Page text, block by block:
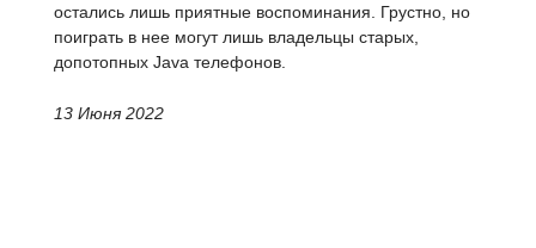
остались лишь приятные воспоминания. Грустно, но
поиграть в нее могут лишь владельцы старых,
допотопных Java телефонов.
13 Июня 2022